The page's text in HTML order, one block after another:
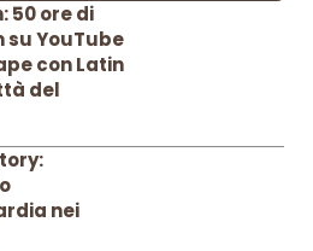
50 ore di
YouTube
con Latin
del
nei